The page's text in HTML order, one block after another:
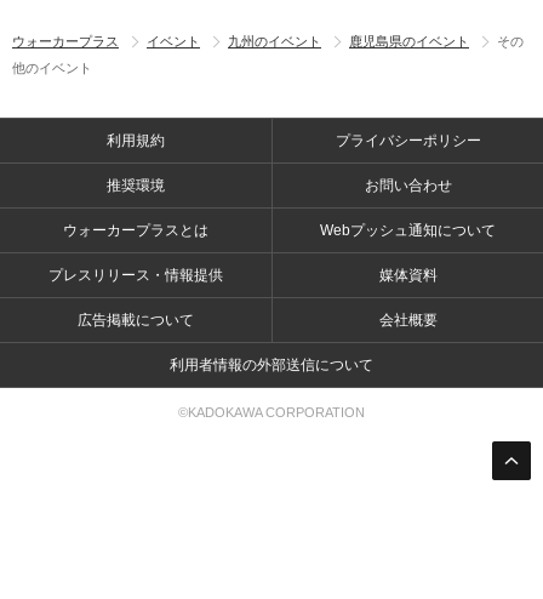
ウォーカープラス イベント 九州のイベント 鹿児島県のイベント
その
他のイベント
利用規約 プライバシーポリシー
推奨環境 お問い合わせ
ウォーカープラスとは Webプッシュ通知について
プレスリリース・情報提供 媒体資料
広告掲載について 会社概要
利用者情報の外部送信について
©KADOKAWA CORPORATION